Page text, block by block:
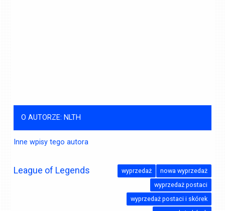
O AUTORZE: NLTH
Inne wpisy tego autora
League of Legends nowa wyprzedaż
wyprzedaż
wyprzedaż postaci
wyprzedaż postaci i skórek